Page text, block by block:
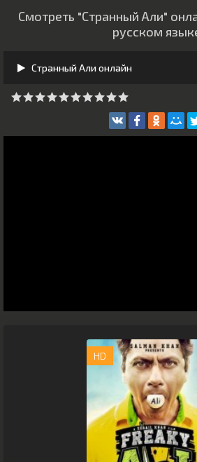
Смотреть "Странный Али"
русском
Странный Али онлайн
HD